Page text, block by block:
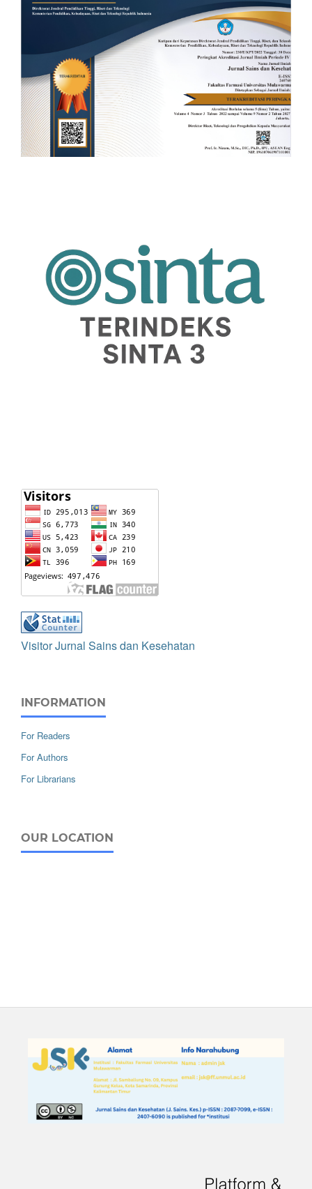
Visitor Jurnal Sains dan Kesehatan
INFORMATION
For Readers
For Authors
For Librarians
OUR LOCATION